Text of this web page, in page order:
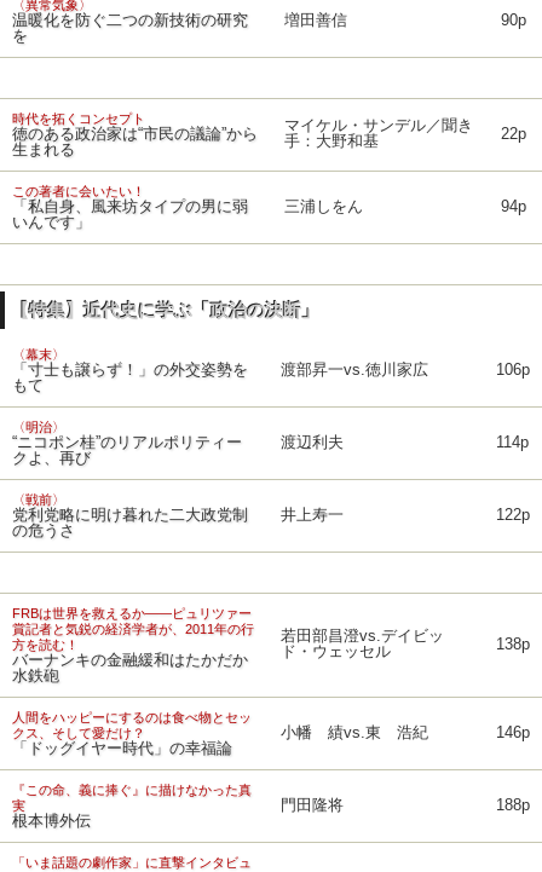
〈異常気象〉
温暖化を防ぐ二つの新技術の研究
を
増田善信 90p
時代を拓くコンセプト
徳のある政治家は“市民の議論”から
生まれる
マイケル・サンデル／聞き
手：大野和基
22p
この著者に会いたい！
「私自身、風来坊タイプの男に弱
いんです」
三浦しをん 94p
【特集】近代史に学ぶ「政治の決断」
〈幕末〉
「寸士も譲らず！」の外交姿勢を
もて
渡部昇一vs.徳川家広 106p
〈明治〉
“ニコポン桂”のリアルポリティー
クよ、再び
渡辺利夫 114p
〈戦前〉
党利党略に明け暮れた二大政党制
の危うさ
井上寿一 122p
FRBは世界を救えるか――ピュリツァー
賞記者と気鋭の経済学者が、2011年の行
方を読む！
バーナンキの金融緩和はたかだか
水鉄砲
若田部昌澄vs.デイビッ
ド・ウェッセル
138p
人間をハッピーにするのは食べ物とセッ
クス、そして愛だけ？
「ドッグイヤー時代」の幸福論
小幡 績vs.東 浩紀 146p
『この命、義に捧ぐ』に描けなかった真
実
根本博外伝
門田隆将 188p
「いま話題の劇作家」に直撃インタビュ